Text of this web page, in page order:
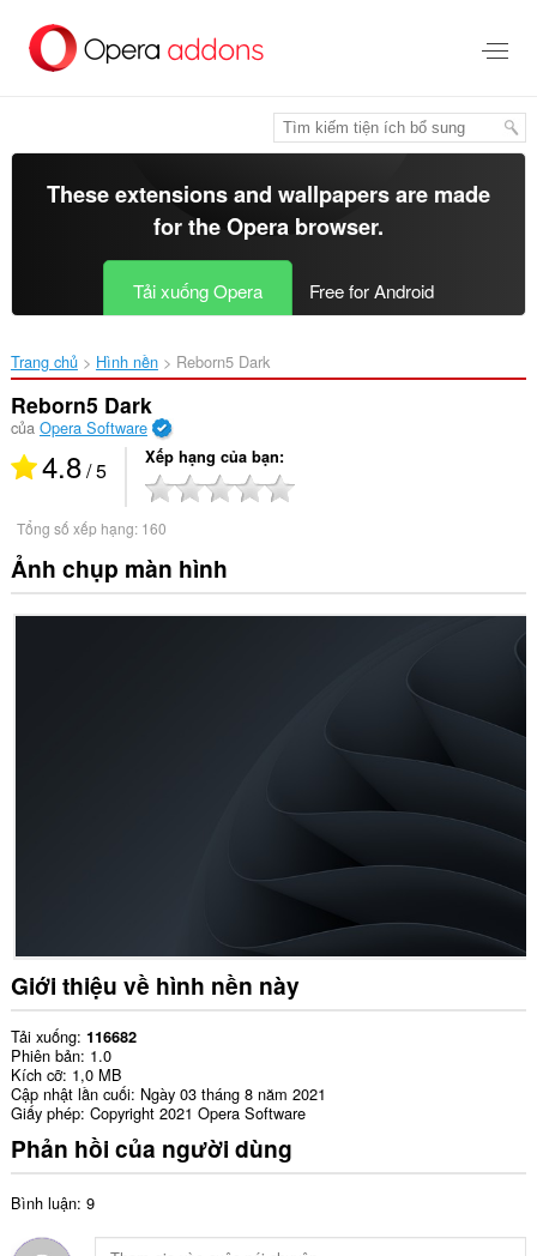
đến
These extensions and wallpapers are made
for theOpera browser.
Tải xuống Opera Free for Android
Trang chủ Hình nền Reborn5 Dark‎
Reborn5 Dark
của Opera Software
4.8/ 5 Xếp hạng của bạn
Tổng số xếp hạng: 160
Ảnh chụp màn hình
Giới thiệu về hình nền này
Tải xuống 116682
Phiên bản 1.0
Kích cỡ 1,0 MB
Cập nhật lần cuối Ngày 03 tháng 8 năm 2021
Giấy phép Copyright 2021 Opera Software
Phản hồi của người dùng
Bình luận: 9